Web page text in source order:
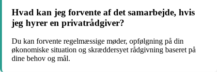
Hvad kan jeg forvente af det samarbejde, hvis
jeg hyrer en privatrådgiver?
Du kan forvente regelmæssige møder, opfølgning på din
økonomiske situation og skræddersyet rådgivning baseret på
dine behov og mål.